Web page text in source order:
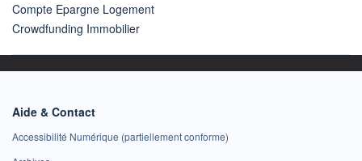
Compte Epargne Logement
Crowdfunding Immobilier
Aide & Contact
Accessibilité Numérique (partiellement conforme)